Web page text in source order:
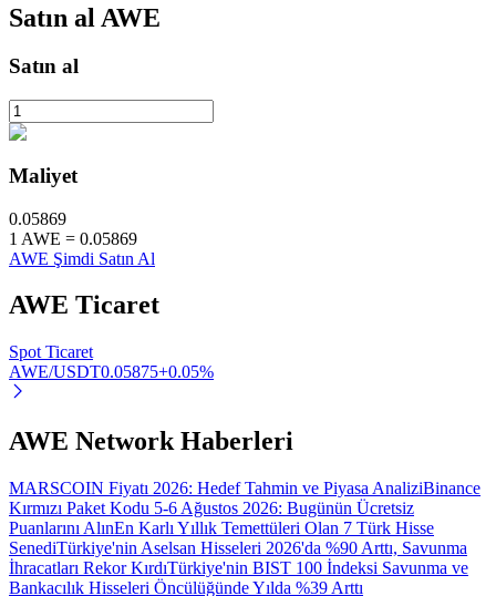
Uzun vadeli kâr ve esnek çıkarlar elde edin
Pasif gelir kazanma hakkında bilgi edinin
Bitrue
AI
Satın al AWE
Satın al
Maliyet
0.05869
1 AWE = 0.05869
AWE Şimdi Satın Al
AWE Ticaret
Spot Ticaret
AWE/USDT0.05875+0.05%
AWE Network Haberleri
MARSCOIN Fiyatı 2026: Hedef Tahmin ve Piyasa AnaliziBinance
Kırmızı Paket Kodu 5-6 Ağustos 2026: Bugünün Ücretsiz
Puanlarını AlınEn Karlı Yıllık Temettüleri Olan 7 Türk Hisse
SenediTürkiye'nin Aselsan Hisseleri 2026'da %90 Arttı, Savunma
İhracatları Rekor KırdıTürkiye'nin BIST 100 İndeksi Savunma ve
Bankacılık Hisseleri Öncülüğünde Yılda %39 Arttı